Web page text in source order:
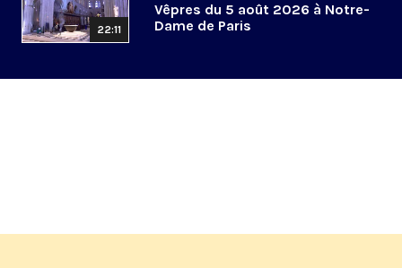
22:11
Vêpres du 5 août 2026 à Notre-
Dame de Paris